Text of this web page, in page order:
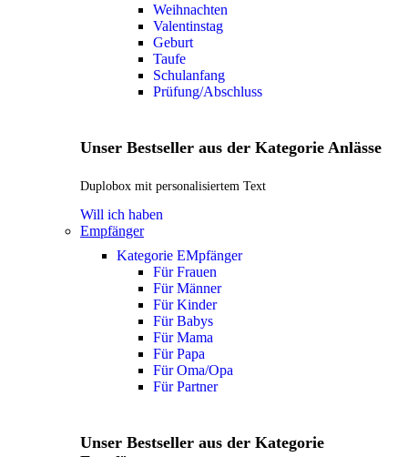
Weihnachten
Valentinstag
Geburt
Taufe
Schulanfang
Prüfung/Abschluss
Unser Bestseller aus der Kategorie Anlässe
Duplobox mit personalisiertem Text
Will ich haben
Empfänger
Kategorie EMpfänger
Für Frauen
Für Männer
Für Kinder
Für Babys
Für Mama
Für Papa
Für Oma/Opa
Für Partner
Unser Bestseller aus der Kategorie